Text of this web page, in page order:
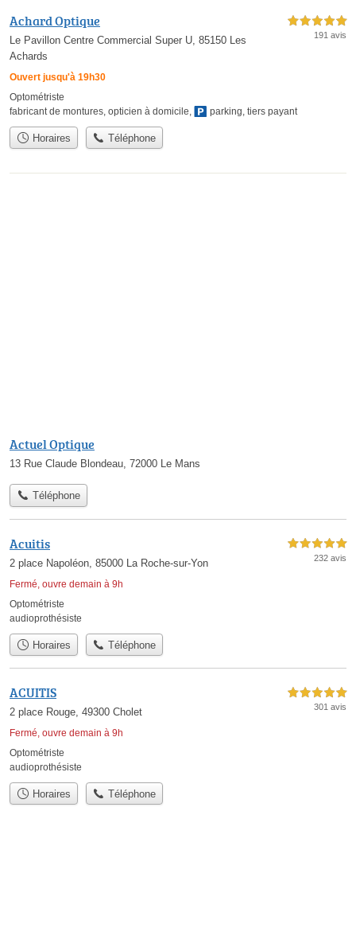
Achard Optique
Le Pavillon Centre Commercial Super U, 85150 Les
Achards
Ouvert jusqu'à 19h30
5,0 étoiles sur 5
191 avis
Optométriste
fabricant de montures opticien à domicile parking tiers payant
Horaires Téléphone
Actuel Optique
13 Rue Claude Blondeau, 72000 Le Mans
Téléphone
Acuitis
2 place Napoléon, 85000 La Roche-sur-Yon
Fermé, ouvre demain à 9h
5,0 étoiles sur 5
232 avis
Optométriste
audioprothésiste
Horaires Téléphone
ACUITIS
2 place Rouge, 49300 Cholet
Fermé, ouvre demain à 9h
5,0 étoiles sur 5
301 avis
Optométriste
audioprothésiste
Horaires Téléphone